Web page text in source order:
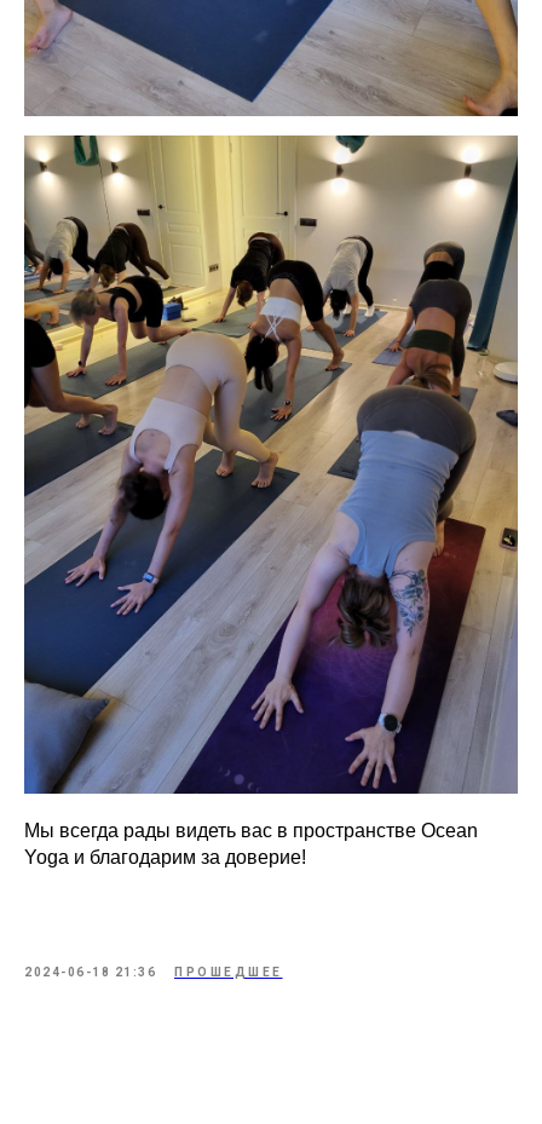
Мы всегда рады видеть вас в пространстве Ocean
Yoga и благодарим за доверие!
2024-06-18 21:36 ПРОШЕДШЕЕ